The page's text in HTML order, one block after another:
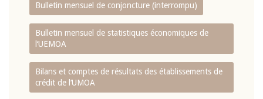
Bulletin mensuel de conjoncture (interrompu)
Bulletin mensuel de statistiques économiques de
l‘UEMOA
Bilans et comptes de résultats des établissements de
crédit de l‘UMOA